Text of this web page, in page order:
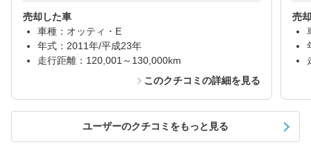
売却した車
車種：オッティ・E
年式：2011年/平成23年
走行距離：120,001～130,000km
このクチコミの詳細を見る
売
ユーザーのクチコミをもっと見る